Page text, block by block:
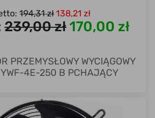
PRZEMYSŁOWY WYCIĄGOWY
4E-250 B PCHAJĄCY
194,31 zł 138,21 zł
239,00 zł170,00 zł